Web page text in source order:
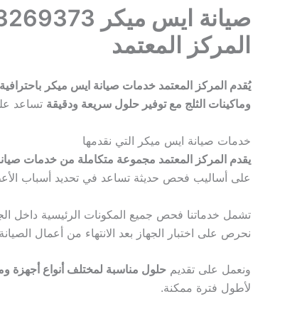
المركز المعتمد
يُقدم المركز المعتمد خدمات صيانة ايس ميكر
وماكينات الثلج مع توفير حلول سريعة ودقيقة تساعد
خدمات صيانة ايس ميكر التي نقدمها
يقدم المركز المعتمد مجموعة متكاملة من خدمات
على أساليب فحص حديثة تساعد في تحديد أسباب
تشمل خدماتنا فحص جميع المكونات الرئيسية داخل
نحرص على اختبار الجهاز بعد الانتهاء من أعمال
ونعمل على تقديم حلول مناسبة لمختلف أنواع أجهزة
لأطول فترة ممكنة.